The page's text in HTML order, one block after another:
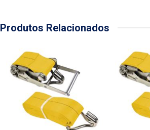
Produtos Relacionados